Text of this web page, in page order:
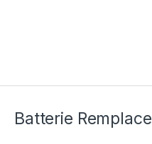
Batterie